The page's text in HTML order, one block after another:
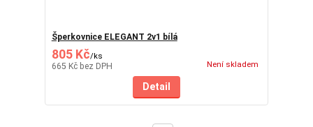
Šperkovnice ELEGANT 2v1 bílá
805 Kč/ks
665 Kč bez DPH Není skladem
Detail